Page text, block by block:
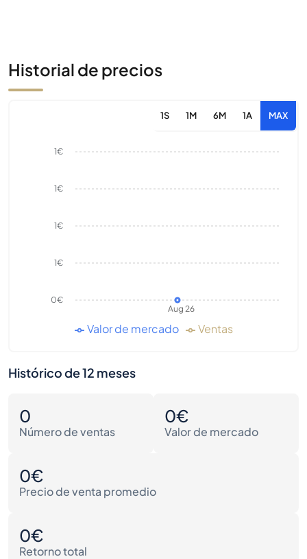
Historial de precios
1S 1M 6M 1A MAX
Aug 26
0€
1€
1€
1€
1€
Valor de mercado Ventas
Histórico de 12 meses
0
Número de ventas
0€
Valor de mercado
0€
Precio de venta promedio
0€
Retorno total